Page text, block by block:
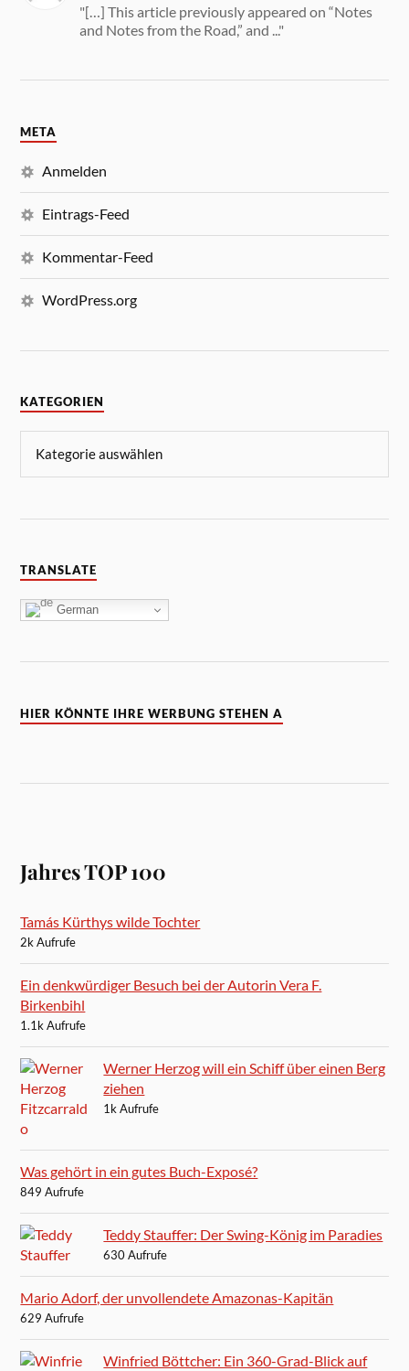
"[…] This article previously appeared on “Notes
and Notes from the Road,” and ..."
META
Anmelden
Eintrags-Feed
Kommentar-Feed
WordPress.org
KATEGORIEN
TRANSLATE
German
HIER KÖNNTE IHRE WERBUNG STEHEN A
Jahres TOP 100
Tamás Kürthys wilde Tochter
2k Aufrufe
Ein denkwürdiger Besuch bei der Autorin Vera F.
Birkenbihl
1.1k Aufrufe
Werner Herzog will ein Schiff über einen Berg
ziehen
1k Aufrufe
Was gehört in ein gutes Buch-Exposé?
849 Aufrufe
Teddy Stauffer: Der Swing-König im Paradies
630 Aufrufe
Mario Adorf, der unvollendete Amazonas-Kapitän
629 Aufrufe
Winfried Böttcher: Ein 360-Grad-Blick auf